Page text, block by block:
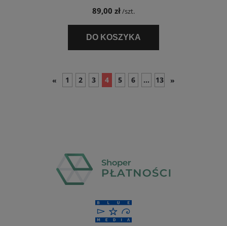
89,00 zł/szt.
DO KOSZYKA
« 1 2 3 4 5 6 ... 13 »